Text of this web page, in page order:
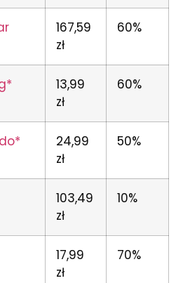
167,59
zł
60%
13,99
zł
60%
24,99
zł
50%
103,49
zł
10%
17,99
zł
70%